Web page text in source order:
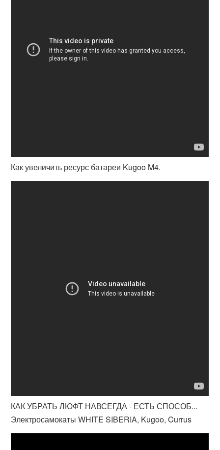
Как увеличить ресурс батареи Kugoo M4.
КАК УБРАТЬ ЛЮФТ НАВСЕГДА - ЕСТЬ СПОСОБ...
Электросамокаты WHITE SIBERIA, Kugoo, Currus